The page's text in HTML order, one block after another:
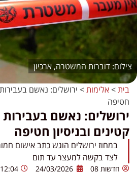
דוברות המשטרה, ארכיון
בית>אלימות>
חטיפה
קטינים ובניסיון חטיפה
לצד בקשה למעצר עד תום
חדשות 08 24/03/2026
12:04